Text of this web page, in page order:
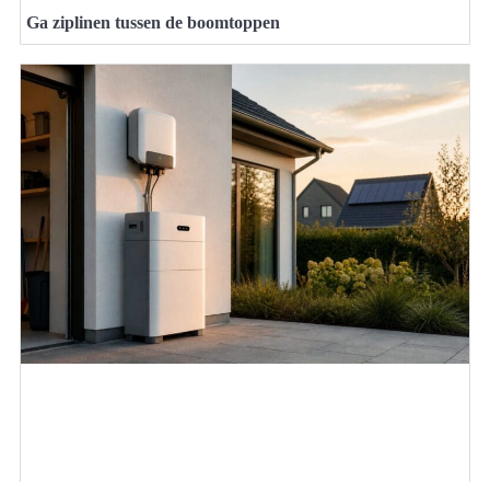
Ga ziplinen tussen de boomtoppen